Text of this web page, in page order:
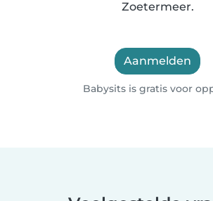
Zoetermeer.
Aanmelden
Babysits is gratis voor